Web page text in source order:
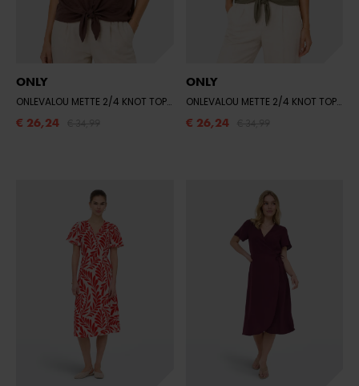
ONLY
ONLEVALOU METTE 2/4 KNOT TOP WVN - SHOPPING BAG
€ 26,24
ONLY
ONLEVALOU METTE 2/4 KNOT TOP WVN
€ 26,24